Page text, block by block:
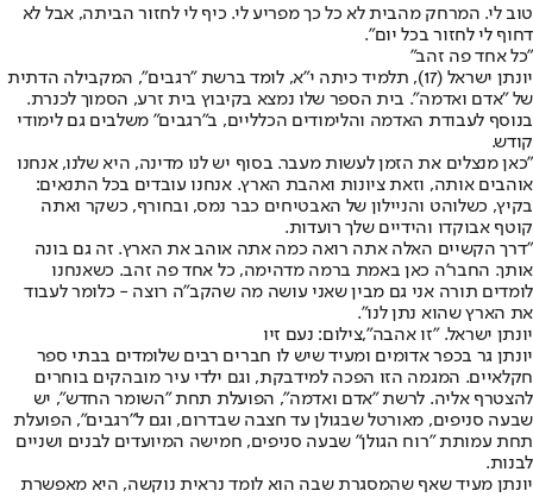
טוב לי. המרחק מהבית לא כל כך מפריע לי. כיף לי לחזור הביתה, אבל לא
דחוף לי לחזור בכל יום".
"כל אחד פה זהב"
יונתן ישראל (17), תלמיד כיתה י"א, לומד ברשת "רגבים", המקבילה הדתית
של "אדם ואדמה". בית הספר שלו נמצא בקיבוץ בית זרע, הסמוך לכנרת.
בנוסף לעבודת האדמה והלימודים הכלליים, ב"רגבים" משלבים גם לימודי
קודש.
"כאן מנצלים את הזמן לעשות מעבר. בסוף יש לנו מדינה, היא שלנו, אנחנו
אוהבים אותה, וזאת ציונות ואהבת הארץ. אנחנו עובדים בכל התנאים:
בקיץ, כשלוהט והניילון של האבטיחים כבר נמס, ובחורף, כשקר ואתה
קוטף אבוקדו והידיים שלך רועדות.
"דרך הקשיים האלה אתה רואה כמה אתה אוהב את הארץ. זה גם בונה
אותך. החבר'ה כאן באמת ברמה מדהימה, כל אחד פה זהב. כשאנחנו
לומדים תורה אני גם מבין שאני עושה מה שהקב"ה רוצה - כלומר לעבוד
את הארץ שהוא נתן לנו".
יונתן ישראל. "זו אהבה",צילום: נעם זיו
יונתן גר בכפר אדומים ומעיד שיש לו חברים רבים שלומדים בבתי ספר
חקלאיים. המגמה הזו הפכה למידבקת, וגם ילדי עיר מובהקים בוחרים
להצטרף אליה. לרשת "אדם ואדמה", הפועלת תחת "השומר החדש", יש
שבעה סניפים, מאורטל שבגולן עד חצבה שבדרום, וגם ל"רגבים", הפועלת
תחת עמותת "רוח הגולן" שבעה סניפים, חמישה המיועדים לבנים ושניים
לבנות.
יונתן מעיד שאף שהמסגרת שבה הוא לומד נראית נוקשה, היא מאפשרת